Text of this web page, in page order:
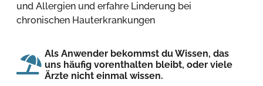
und Allergien und erfahre Linderung bei
chronischen Hauterkrankungen
Als Anwender bekommst du Wissen, das
uns häufig vorenthalten bleibt, oder viele
Ärzte nicht einmal wissen.